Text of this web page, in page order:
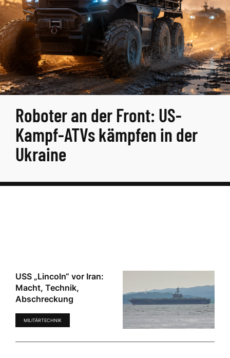
Roboter an der Front: US-
Kampf-ATVs kämpfen in der
Ukraine
USS „Lincoln“ vor Iran:
Macht, Technik,
Abschreckung
MILITÄRTECHNIK